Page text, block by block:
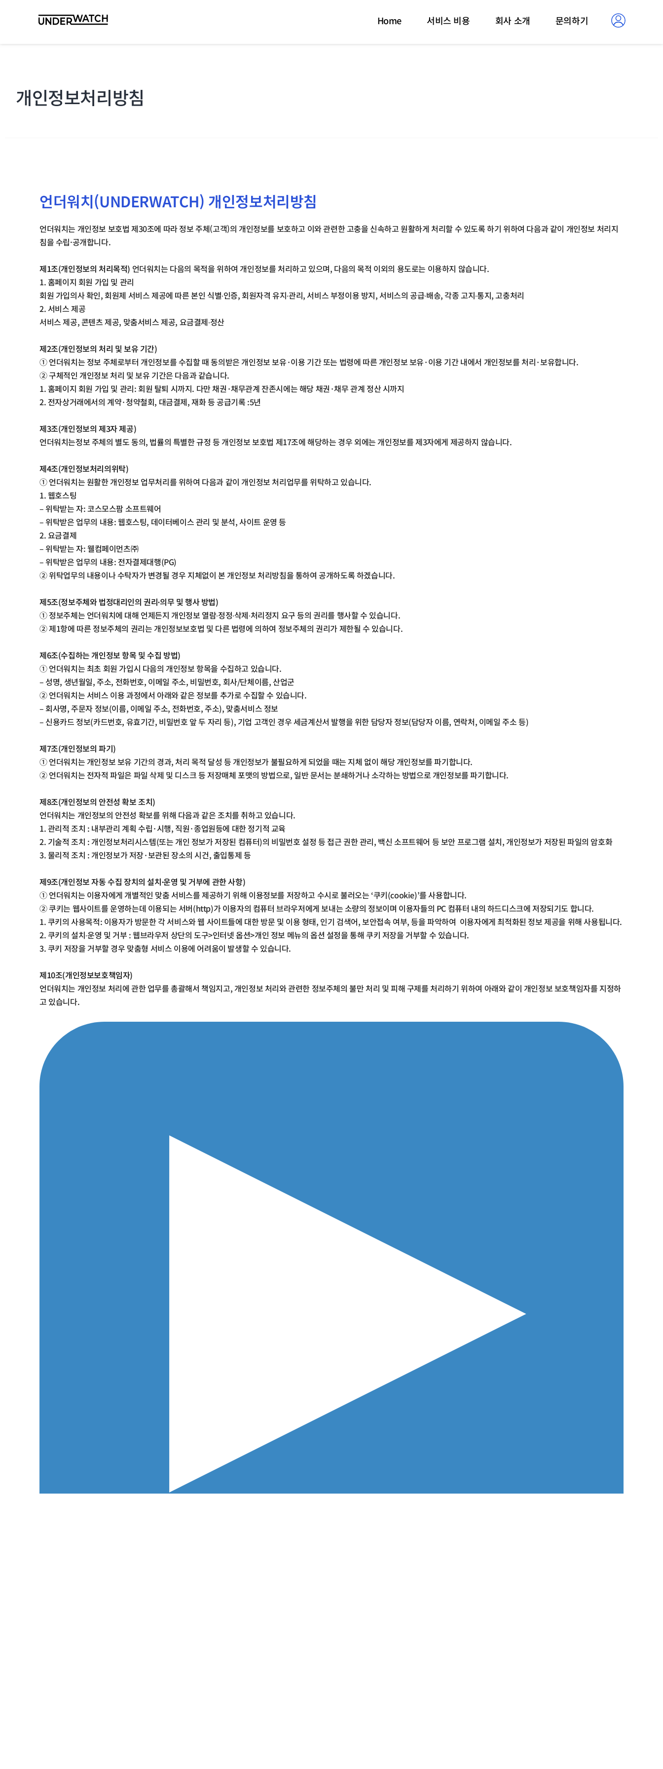
Home 서비스 비용 회사 소개 문의하기
개인정보처리방침
언더워치(UNDERWATCH) 개인정보처리방침
언더워치는 개인정보 보호법 제30조에 따라 정보 주체(고객)의 개인정보를 보호하고 이와 관련한 고충을 신속하고 원활하게 처리할 수 있도록 하기 위하여 다음과 같이 개인정보 처리지
침을 수립·공개합니다.
제1조(개인정보의 처리목적) 언더워치는 다음의 목적을 위하여 개인정보를 처리하고 있으며, 다음의 목적 이외의 용도로는 이용하지 않습니다.
1.홈페이지 회원 가입 및 관리
회원 가입의사 확인, 회원제 서비스 제공에 따른 본인 식별∙인증, 회원자격 유지∙관리, 서비스 부정이용 방지, 서비스의 공급∙배송, 각종 고지∙통지,고충처리
2. 서비스 제공
서비스 제공,콘텐츠 제공, 맞춤서비스 제공, 요금결제∙정산
제2조(개인정보의 처리 및 보유 기간)
①언더워치는 정보 주체로부터 개인정보를 수집할 때 동의받은 개인정보 보유·이용 기간 또는 법령에 따른 개인정보 보유·이용 기간 내에서 개인정보를 처리·보유합니다.
②구체적인 개인정보 처리 및 보유 기간은 다음과 같습니다.
1.홈페이지 회원 가입 및 관리: 회원 탈퇴 시까지. 다만 채권 ·채무관계 잔존시에는 해당 채권 ·채무 관계 정산 시까지
2. 전자상거래에서의 계약·청약철회, 대금결제,재화 등 공급기록 :5년
제3조(개인정보의 제3자 제공)
언더워치는정보 주체의 별도 동의, 법률의 특별한 규정 등 개인정보 보호법 제17조에 해당하는 경우 외에는 개인정보를 제3자에게 제공하지 않습니다.
제4조(개인정보처리의위탁)
①언더워치는 원활한 개인정보 업무처리를 위하여 다음과 같이 개인정보 처리업무를 위탁하고 있습니다.
1.웹호스팅
–위탁받는 자:코스모스팜 소프트웨어
–위탁받은 업무의 내용:웹호스팅, 데이터베이스 관리 및 분석,사이트 운영 등
2.요금결제
–위탁받는 자:웰컴페이먼츠㈜
–위탁받은 업무의 내용: 전자결제대행(PG)
②위탁업무의 내용이나 수탁자가 변경될 경우 지체없이 본 개인정보 처리방침을 통하여 공개하도록 하겠습니다.
제5조(정보주체와 법정대리인의 권리∙의무 및 행사 방법)
①정보주체는 언더워치에 대해 언제든지 개인정보 열람∙정정∙삭제∙처리정지 요구 등의 권리를 행사할 수 있습니다.
② 제1항에 따른 정보주체의 권리는 개인정보보호법 및 다른 법령에 의하여 정보주체의 권리가 제한될 수 있습니다.
제6조(수집하는 개인정보 항목 및 수집 방법)
①언더워치는 최초 회원 가입시 다음의 개인정보 항목을 수집하고 있습니다.
– 성명, 생년월일,주소, 전화번호, 이메일 주소, 비밀번호, 회사/단체이름,산업군
②언더워치는 서비스 이용 과정에서 아래와 같은 정보를 추가로 수집할 수 있습니다.
– 회사명,주문자 정보(이름, 이메일 주소, 전화번호,주소), 맞춤서비스 정보
– 신용카드 정보(카드번호, 유효기간, 비밀번호 앞 두 자리 등), 기업 고객인 경우 세금계산서 발행을 위한 담당자 정보(담당자 이름, 연락처, 이메일 주소 등)
제7조(개인정보의 파기)
①언더워치는 개인정보 보유 기간의 경과, 처리 목적 달성 등 개인정보가 불필요하게 되었을 때는 지체 없이 해당 개인정보를 파기합니다.
②언더워치는 전자적 파일은 파일 삭제 및 디스크 등 저장매체 포맷의 방법으로, 일반 문서는 분쇄하거나 소각하는 방법으로 개인정보를 파기합니다.
제8조(개인정보의 안전성 확보 조치)
언더워치는 개인정보의 안전성 확보를 위해 다음과 같은 조치를 취하고 있습니다.
1.관리적 조치 : 내부관리 계획 수립·시행, 직원·종업원등에 대한 정기적 교육
2. 기술적 조치 : 개인정보처리시스템(또는 개인 정보가 저장된 컴퓨터)의 비밀번호 설정 등 접근 권한 관리, 백신 소프트웨어 등 보안 프로그램 설치, 개인정보가 저장된 파일의 암호화
3.물리적 조치 : 개인정보가 저장·보관된 장소의 시건,출입통제 등
제9조(개인정보 자동 수집 장치의 설치∙운영 및 거부에 관한 사항)
①언더워치는 이용자에게 개별적인 맞춤 서비스를 제공하기 위해 이용정보를 저장하고 수시로 불러오는 ‘쿠키(cookie)’를 사용합니다.
②쿠키는 웹사이트를 운영하는데 이용되는 서버(http)가 이용자의 컴퓨터 브라우저에게 보내는 소량의 정보이며 이용자들의 PC 컴퓨터 내의 하드디스크에 저장되기도 합니다.
1.쿠키의 사용목적: 이용자가 방문한 각 서비스와 웹 사이트들에 대한 방문 및 이용 형태, 인기 검색어,보안접속 여부,등을 파악하여 이용자에게 최적화된 정보 제공을 위해 사용됩니다.
2.쿠키의 설치∙운영 및 거부 :웹브라우저 상단의 도구>인터넷 옵션>개인 정보 메뉴의 옵션 설정을 통해 쿠키 저장을 거부할 수 있습니다.
3.쿠키 저장을 거부할 경우 맞춤형 서비스 이용에 어려움이 발생할 수 있습니다.
제10조(개인정보보호책임자)
언더워치는 개인정보 처리에 관한 업무를 총괄해서 책임지고, 개인정보 처리와 관련한 정보주체의 불만 처리 및 피해 구제를 처리하기 위하여 아래와 같이 개인정보 보호책임자를 지정하
고 있습니다.